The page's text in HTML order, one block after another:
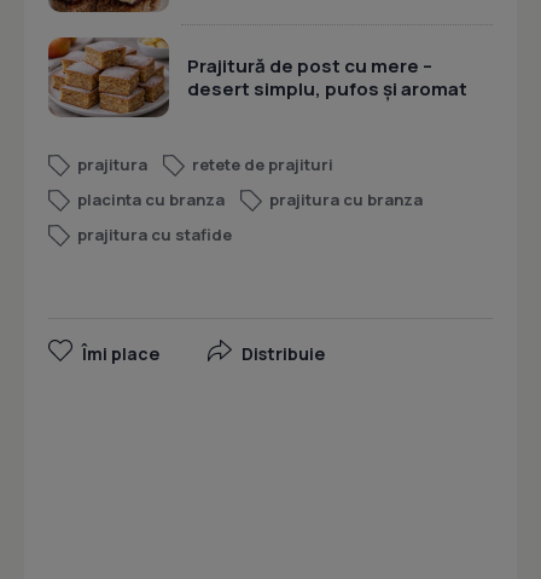
Prajitură de post cu mere –
desert simplu, pufos și aromat
prajitura
retete de prajituri
placinta cu branza
prajitura cu branza
prajitura cu stafide
Îmi place Distribuie